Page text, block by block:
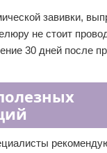
завивки,
не стоит
30 дней после